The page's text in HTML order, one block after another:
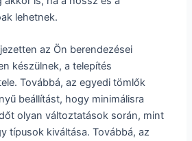
lehetnek.
az Ön berendezései
készülnek, a telepítés
Továbbá, az egyedi tömlők
beállítást, hogy minimálisra
olyan változtatások során, mint
típusok kiváltása. Továbbá, az